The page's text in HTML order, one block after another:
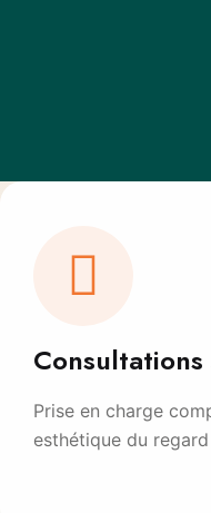
Consultations
Prise en charge
esthétique du